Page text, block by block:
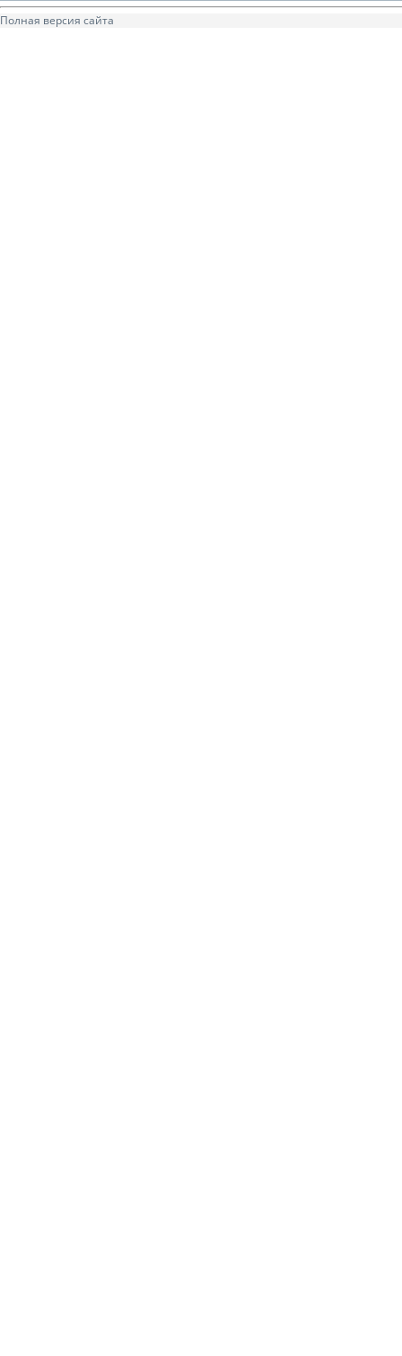
Полная версия сайта